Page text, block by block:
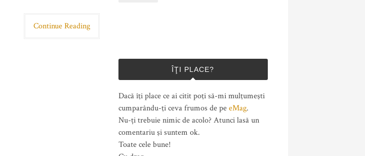
Continue Reading
ÎŢI PLACE?
Dacă îţi place ce ai citit poţi să-mi mulţumeşti
cumparându-ţi ceva frumos de peeMag.
Nu-ți trebuie nimic de acolo? Atunci lasă un
comentariu şi suntem ok.
Toate cele bune!